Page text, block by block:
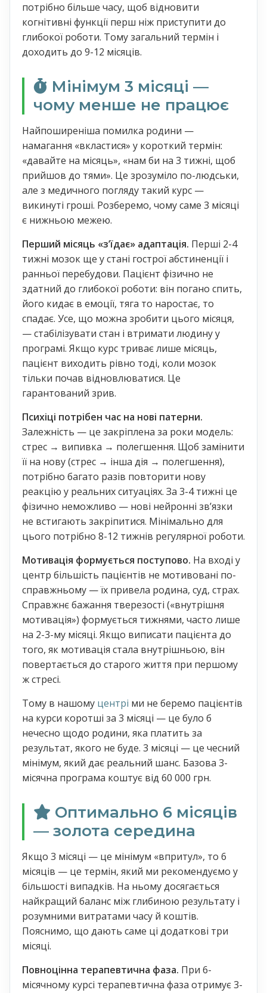
потрібно більше часу, щоб відновити
когнітивні функції перш ніж приступити до
глибокої роботи. Тому загальний термін і
доходить до 9-12 місяців.
Мінімум 3 місяці —
чому менше не працює
Найпоширеніша помилка родини —
намагання «вкластися» у короткий термін:
«давайте на місяць», «нам би на 3 тижні, щоб
прийшов до тями». Це зрозуміло по-людськи,
але з медичного погляду такий курс —
викинуті гроші. Розберемо, чому саме 3 місяці
є нижньою межею.
Перший місяць «з’їдає» адаптація. Перші 2-4
тижні мозок ще у стані гострої абстиненції і
ранньої перебудови. Пацієнт фізично не
здатний до глибокої роботи: він погано спить,
його кидає в емоції, тяга то наростає, то
спадає. Усе, що можна зробити цього місяця,
— стабілізувати стан і втримати людину у
програмі. Якщо курс триває лише місяць,
пацієнт виходить рівно тоді, коли мозок
тільки почав відновлюватися. Це
гарантований зрив.
Психіці потрібен час на нові патерни.
Залежність — це закріплена за роки модель:
стрес → випивка → полегшення. Щоб замінити
її на нову (стрес → інша дія → полегшення),
потрібно багато разів повторити нову
реакцію у реальних ситуаціях. За 3-4 тижні це
фізично неможливо — нові нейронні зв’язки
не встигають закріпитися. Мінімально для
цього потрібно 8-12 тижнів регулярної роботи.
Мотивація формується поступово. На вході у
центр більшість пацієнтів не мотивовані по-
справжньому — їх привела родина, суд, страх.
Справжнє бажання тверезості («внутрішня
мотивація») формується тижнями, часто лише
на 2-3-му місяці. Якщо виписати пацієнта до
того, як мотивація стала внутрішньою, він
повертається до старого життя при першому
ж стресі.
Тому в нашому центрі ми не беремо пацієнтів
на курси коротші за 3 місяці — це було б
нечесно щодо родини, яка платить за
результат, якого не буде. 3 місяці — це чесний
мінімум, який дає реальний шанс. Базова 3-
місячна програма коштує від 60 000 грн.
Оптимально 6 місяців
— золота середина
Якщо 3 місяці — це мінімум «впритул», то 6
місяців — це термін, який ми рекомендуємо у
більшості випадків. На ньому досягається
найкращий баланс між глибиною результату і
розумними витратами часу й коштів.
Пояснимо, що дають саме ці додаткові три
місяці.
Повноцінна терапевтична фаза. При 6-
місячному курсі терапевтична фаза отримує 3-